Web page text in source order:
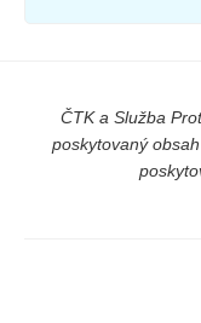
ČTK a Služba
poskytovaný